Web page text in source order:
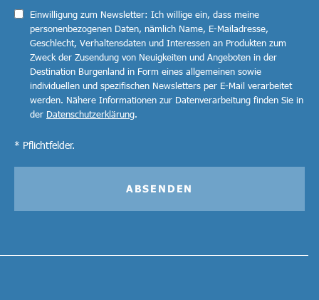
Einwilligung zum Newsletter: Ich willige ein, dass meine
personenbezogenen Daten, nämlich Name, E-Mailadresse,
Geschlecht, Verhaltensdaten und Interessen an Produkten zum
Zweck der Zusendung von Neuigkeiten und Angeboten in der
Destination Burgenland in Form eines allgemeinen sowie
individuellen und spezifischen Newsletters per E-Mail verarbeitet
werden. Nähere Informationen zur Datenverarbeitung finden Sie in
der Datenschutzerklärung.
* Pflichtfelder.
ABSENDEN